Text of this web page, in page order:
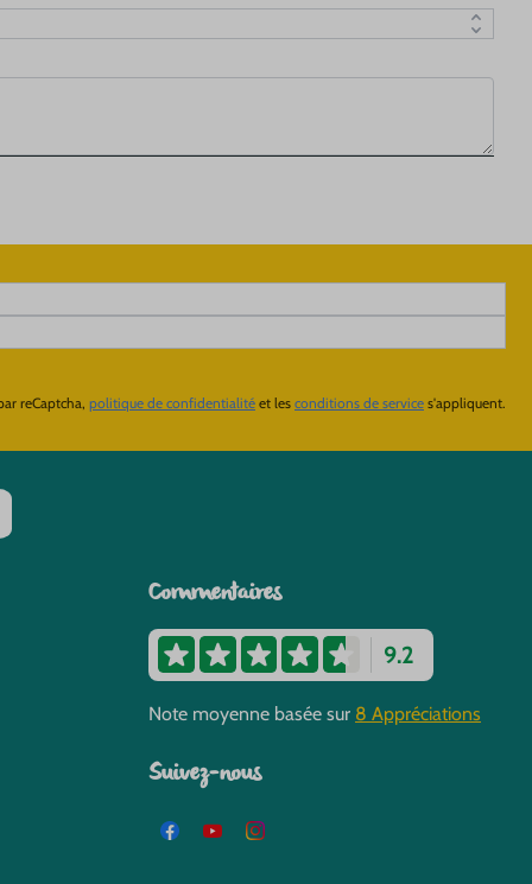
reCaptcha, politique de confidentialité et les conditions de service s'appliquent.
Commentaires
9.2
Note moyenne basée sur 8 Appréciations
Suivez-nous